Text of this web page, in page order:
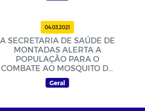
04.03.2021
A SECRETARIA DE SAÚDE DE
MONTADAS ALERTA A
POPULAÇÃO PARA O
COMBATE AO MOSQUITO DA
DENGUE
Geral